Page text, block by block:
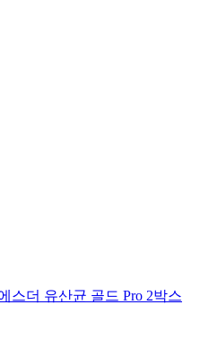
스더 유산균 골드 Pro 2박스